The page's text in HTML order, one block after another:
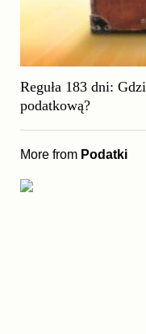
Reguła 183 dni:
podatkową?
More from Podatki